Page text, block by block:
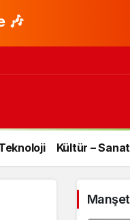
🎶
Kültür – Sanat
Manşet